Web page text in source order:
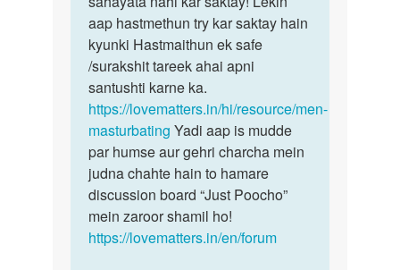
karna
hai
by
Amit
bohot
hi…
aap hastmethun try kar saktay hain
kyunki Hastmaithun ek safe
/surakshit tareek ahai apni
santushti karne ka.
https://lovematters.in/hi/resource/men-
masturbating Yadi aap is mudde
par humse aur gehri charcha mein
judna chahte hain to hamare
discussion board “Just Poocho”
mein zaroor shamil ho!
https://lovematters.in/en/forum